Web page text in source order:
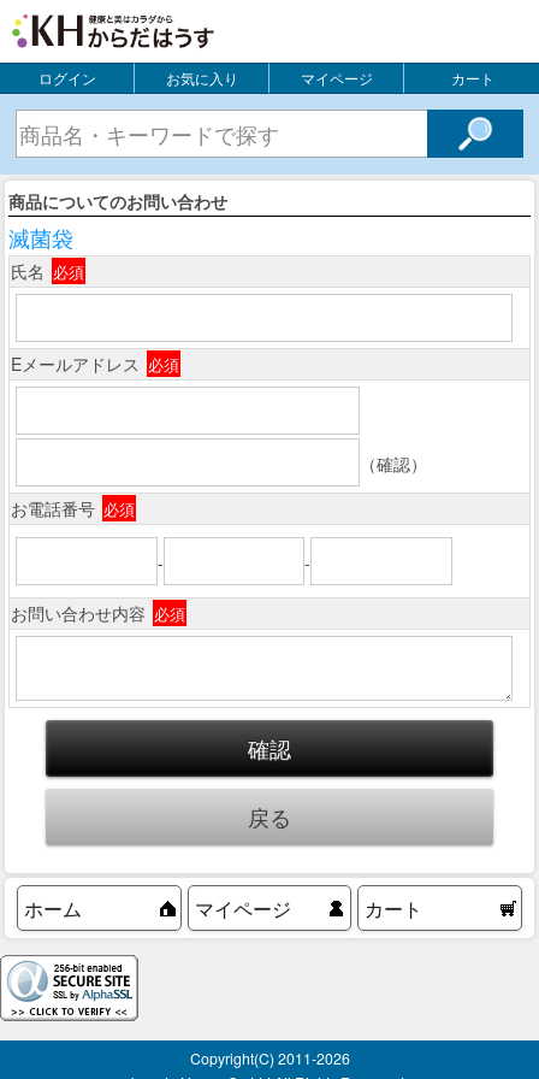
ログイン お気に入り マイページ カート
商品についてのお問い合わせ
滅菌袋
氏名 必須
Eメールアドレス 必須
（確認）
お電話番号 必須
- -
お問い合わせ内容 必須
ホーム マイページ カート
Copyright(C) 2011-2026